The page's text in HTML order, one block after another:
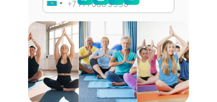
Запись на консультацию